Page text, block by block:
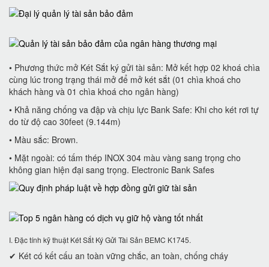
• Phương thức mở Két Sắt ký gửi tài sản: Mở kết hợp 02 khoá chìa
cùng lúc trong trạng thái mở để mở két sắt (01 chìa khoá cho
khách hàng và 01 chìa khoá cho ngân hàng)
• Khả năng chống va đập và chịu lực Bank Safe: Khi cho két rơi tự
do từ độ cao 30feet (9.144m)
• Màu sắc: Brown.
• Mặt ngoài: có tấm thép INOX 304 màu vàng sang trọng cho
không gian hiện đại sang trọng. Electronic Bank Safes
I. Đặc tính kỹ thuật Két Sắt Ký Gửi Tài Sản BEMC K1745.
✔ Két có kết cấu an toàn vững chắc, an toàn, chống cháy